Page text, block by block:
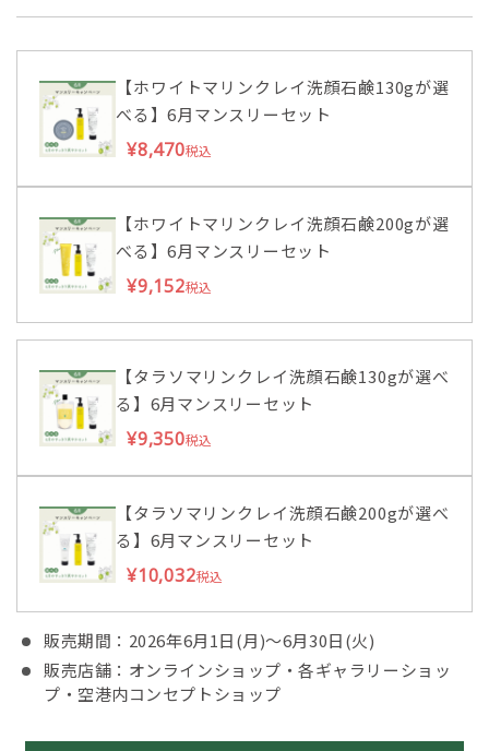
【ホワイトマリンクレイ洗顔石鹸130gが選
べる】6月マンスリーセット
¥8,470税込
【ホワイトマリンクレイ洗顔石鹸200gが選
べる】6月マンスリーセット
¥9,152税込
【タラソマリンクレイ洗顔石鹸130gが選べ
る】6月マンスリーセット
¥9,350税込
【タラソマリンクレイ洗顔石鹸200gが選べ
る】6月マンスリーセット
¥10,032税込
販売期間：2026年6月1日(月)～6月30日(火)
販売店舗：オンラインショップ・各ギャラリーショッ
プ・空港内コンセプトショップ